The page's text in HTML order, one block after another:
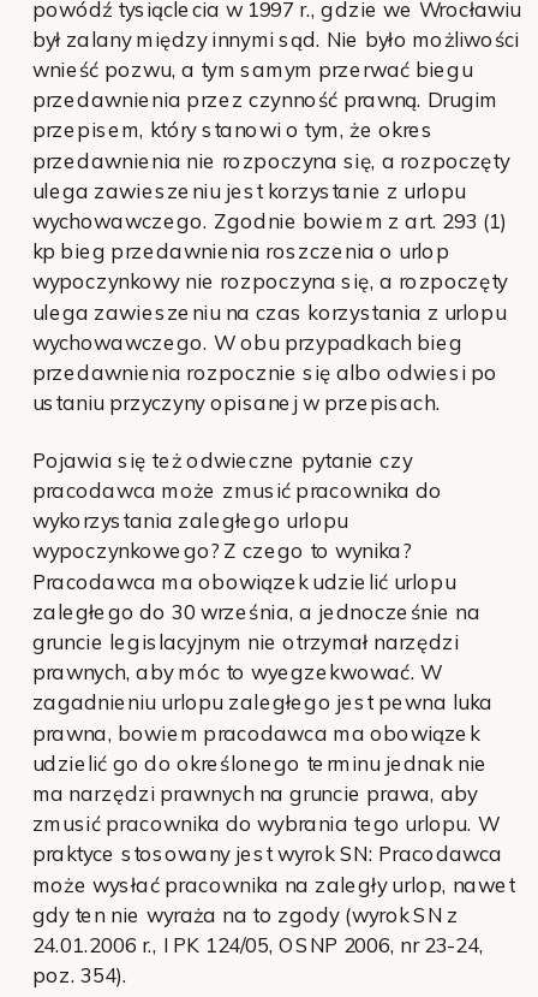
powódź tysiąclecia w 1997 r., gdzie we Wrocławiu
był zalany między innymi sąd. Nie było możliwości
wnieść pozwu, a tym samym przerwać biegu
przedawnienia przez czynność prawną. Drugim
przepisem, który stanowi o tym, że okres
przedawnienia nie rozpoczyna się, a rozpoczęty
ulega zawieszeniu jest korzystanie z urlopu
wychowawczego. Zgodnie bowiem z art. 293 (1)
kp bieg przedawnienia roszczenia o urlop
wypoczynkowy nie rozpoczyna się, a rozpoczęty
ulega zawieszeniu na czas korzystania z urlopu
wychowawczego. W obu przypadkach bieg
przedawnienia rozpocznie się albo odwiesi po
ustaniu przyczyny opisanej w przepisach.
Pojawia się też odwieczne pytanie czy
pracodawca może zmusić pracownika do
wykorzystania zaległego urlopu
wypoczynkowego? Z czego to wynika?
Pracodawca ma obowiązek udzielić urlopu
zaległego do 30 września, a jednocześnie na
gruncie legislacyjnym nie otrzymał narzędzi
prawnych, aby móc to wyegzekwować. W
zagadnieniu urlopu zaległego jest pewna luka
prawna, bowiem pracodawca ma obowiązek
udzielić go do określonego terminu jednak nie
ma narzędzi prawnych na gruncie prawa, aby
zmusić pracownika do wybrania tego urlopu. W
praktyce stosowany jest wyrok SN: Pracodawca
może wysłać pracownika na zaległy urlop, nawet
gdy ten nie wyraża na to zgody (wyrok SN z
24.01.2006 r., I PK 124/05, OSNP 2006, nr 23-24,
poz. 354).